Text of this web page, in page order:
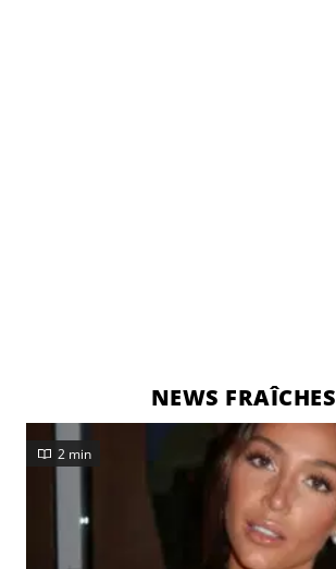
NEWS FRAÎCHES
2 min